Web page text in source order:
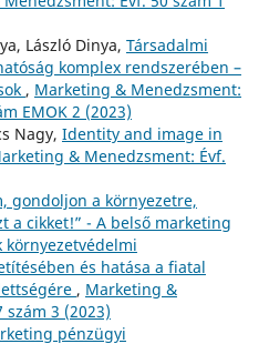
László Dinya, Társadalmi
komplex rendszerében –
, Marketing & Menedzsment:
EMOK 2 (2023)
Nagy, Identity and image in
& Menedzsment: Évf.
gondoljon a környezetre,
a cikket!” - A belső marketing
környezetvédelmi
és hatása a fiatal
, Marketing &
szám 3 (2023)
pénzügyi